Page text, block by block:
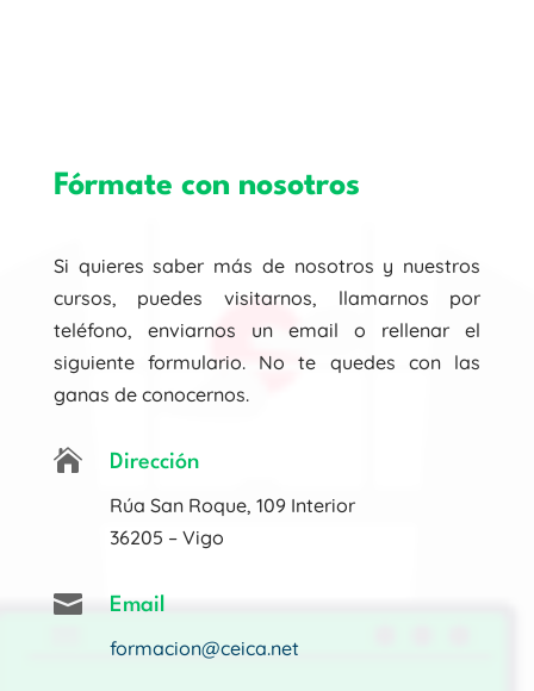
Fórmate con nosotros
Si quieres saber más de nosotros y nuestros
cursos, puedes visitarnos, llamarnos por
teléfono, enviarnos un email o rellenar el
siguiente formulario. No te quedes con las
ganas de conocernos.
 Dirección
Rúa San Roque, 109 Interior
36205 – Vigo
 Email
formacion@ceica.net